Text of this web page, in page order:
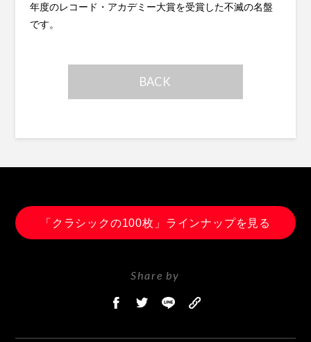
年度のレコード・アカデミー大賞を受賞した不滅の名盤
です。
BACK
「クラシックの100枚」ラインナップを見る
Share by